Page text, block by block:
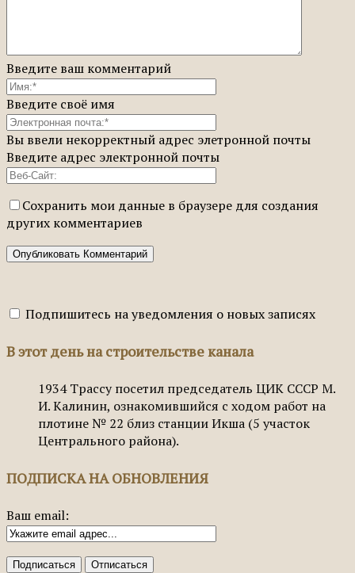
Введите ваш комментарий
Введите своё имя
Вы ввели некорректный адрес элетронной почты
Введите адрес электронной почты
Сохранить мои данные в браузере для создания
других комментариев
Подпишитесь на уведомления о новых записях
В этот день на строительстве канала
1934 Трассу посетил председатель ЦИК СССР М.
И. Калинин, ознакомившийся с ходом работ на
плотине № 22 близ станции Икша (5 участок
Центрального района).
ПОДПИСКА НА ОБНОВЛЕНИЯ
Ваш email: